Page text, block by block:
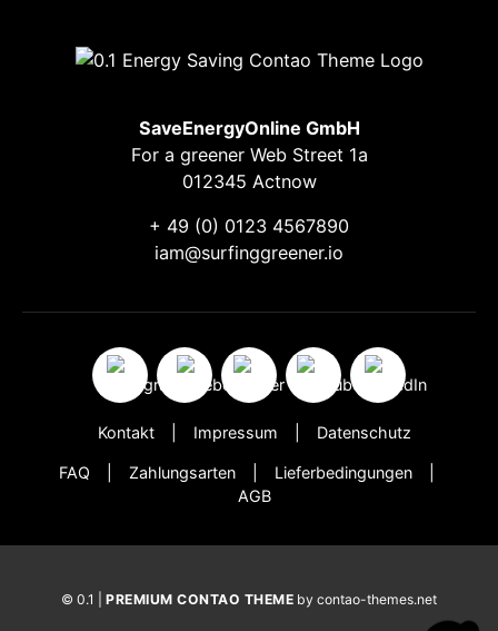
SaveEnergyOnline GmbH
For a greener Web Street 1a
012345 Actnow
+ 49 (0) 0123 4567890
iam@surfinggreener.io
Kontakt Impressum Datenschutz
FAQ Zahlungsarten
Lieferbedingungen
AGB
© 0.1 | PREMIUM CONTAO THEME by contao-themes.net